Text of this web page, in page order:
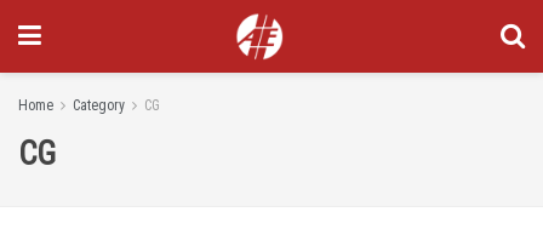
Home Category CG
CG